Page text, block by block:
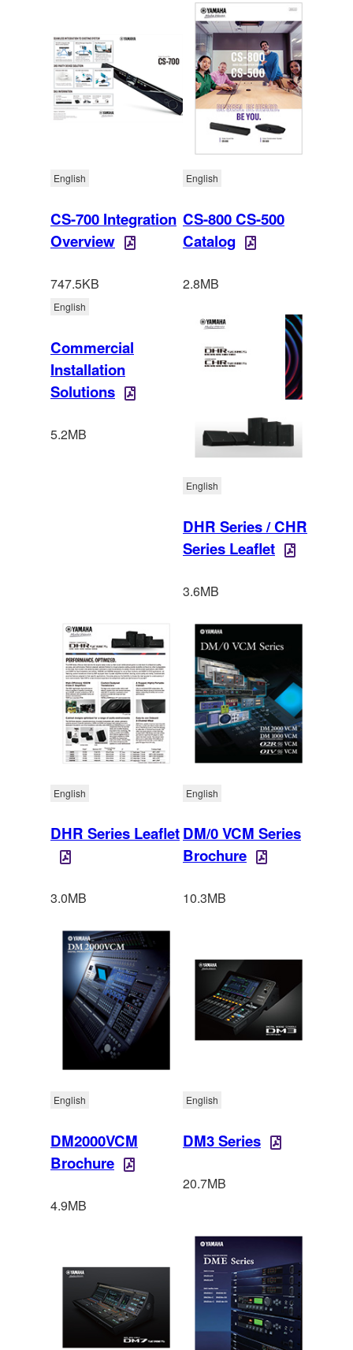
CS-700 Integration
Overview
English
747.5KB
CS-800 CS-500
Catalog
English
2.8MB
Commercial
Installation
Solutions
English
5.2MB
DHR Series / CHR
Series Leaflet
English
3.6MB
DHR Series Leaflet
English
3.0MB
DM/0 VCM Series
Brochure
English
10.3MB
DM2000VCM
Brochure
English
4.9MB
DM3 Series
English
20.7MB